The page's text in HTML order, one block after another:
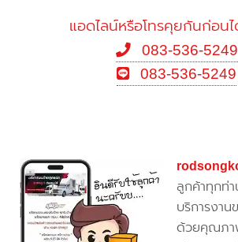
แอดไลน์หรือโทรคุยกันก่อน
083-536-5249
083-536-5249
ลูกค้าทุกท่า
บริการงา
ด้วยคุณภ